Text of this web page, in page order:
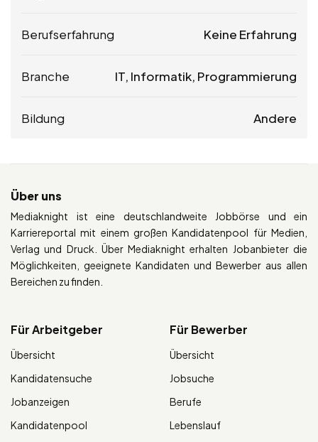
Berufserfahrung Keine Erfahrung
Branche IT, Informatik, Programmierung
Bildung Andere
Über uns
Mediaknight ist eine deutschlandweite Jobbörse und ein
Karriereportal mit einem großen Kandidatenpool für Medien,
Verlag und Druck. Über Mediaknight erhalten Jobanbieter die
Möglichkeiten, geeignete Kandidaten und Bewerber aus allen
Bereichen zu finden.
Für Arbeitgeber
Übersicht
Kandidatensuche
Jobanzeigen
Kandidatenpool
Für Bewerber
Übersicht
Jobsuche
Berufe
Lebenslauf